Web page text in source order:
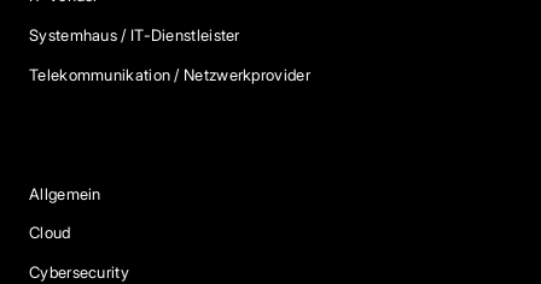
Systemhaus / IT-Dienstleister
Telekommunikation / Netzwerkprovider
Allgemein
Cloud
Cybersecurity